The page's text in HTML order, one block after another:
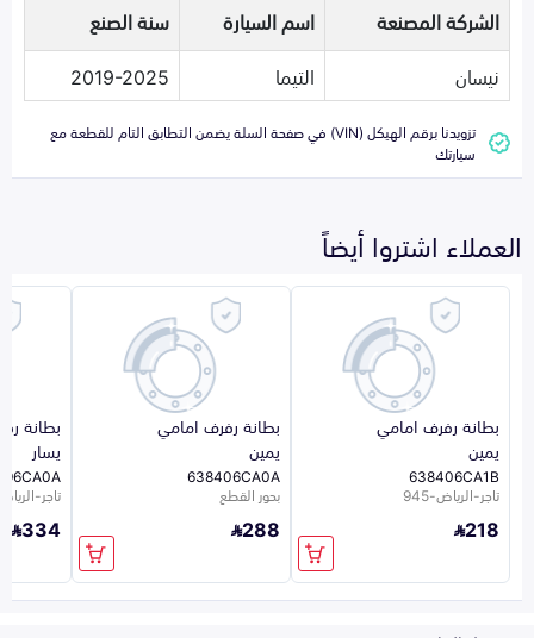
الشركة المصنعة اسم السيارة
سنة الصنع
نيسان
التيما 2019-2025
تزويدنا برقم الهيكل (VIN) في صفحة السلة يضمن التطابق التام للقطعة مع
سيارتك
العملاء اشتروا أيضاً
بطانة رفرف امامي
يمين
638406CA1B
تاجر-الرياض-945
218
بطانة رفرف امامي
يمين
638406CA0A
بحور القطع
288
بطانة
يسار
تاجر-الرياض-
334